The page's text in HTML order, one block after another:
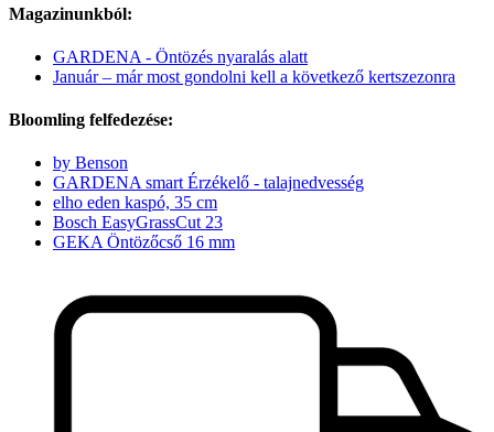
Magazinunkból:
GARDENA - Öntözés nyaralás alatt
Január – már most gondolni kell a következő kertszezonra
Bloomling felfedezése:
by Benson
GARDENA smart Érzékelő - talajnedvesség
elho eden kaspó, 35 cm
Bosch EasyGrassCut 23
GEKA Öntözőcső 16 mm